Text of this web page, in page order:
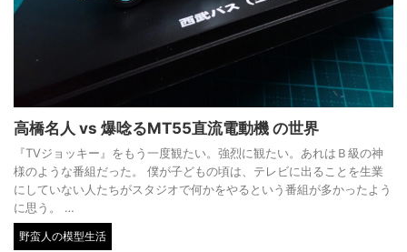
高橋名人 vs 爆唸るMT55直流電動機 の世界
『TVジョッキー』をもう一度観たい。強烈に観たい。あれはＢ級の神
様のような番組だった。 僕が子どもの頃は、テレビに出ることを生業
にしていない人たちがスタジオで何かをやるという番組が多かったよう
に思う。 …
野蛮人の模型生活